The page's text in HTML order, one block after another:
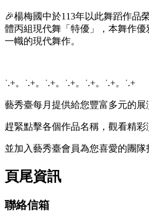
🎉楊梅國中於113年以此舞蹈作品
體丙組現代舞「特優」，本舞作
一幟的現代舞作。
˙.+。˙.+。˙.+。˙.+。˙.+。˙.+。˙.+
藝秀臺每月提供給您豐富多元的展
趕緊點擊各個作品名稱，觀看精彩
並加入藝秀臺會員為您喜愛的團隊
頁尾資訊
聯絡信箱